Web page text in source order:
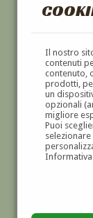
Il nostro
contenuti
contenuto,
prodotti,
un
opzionali
migliore
Puoi
Informativa